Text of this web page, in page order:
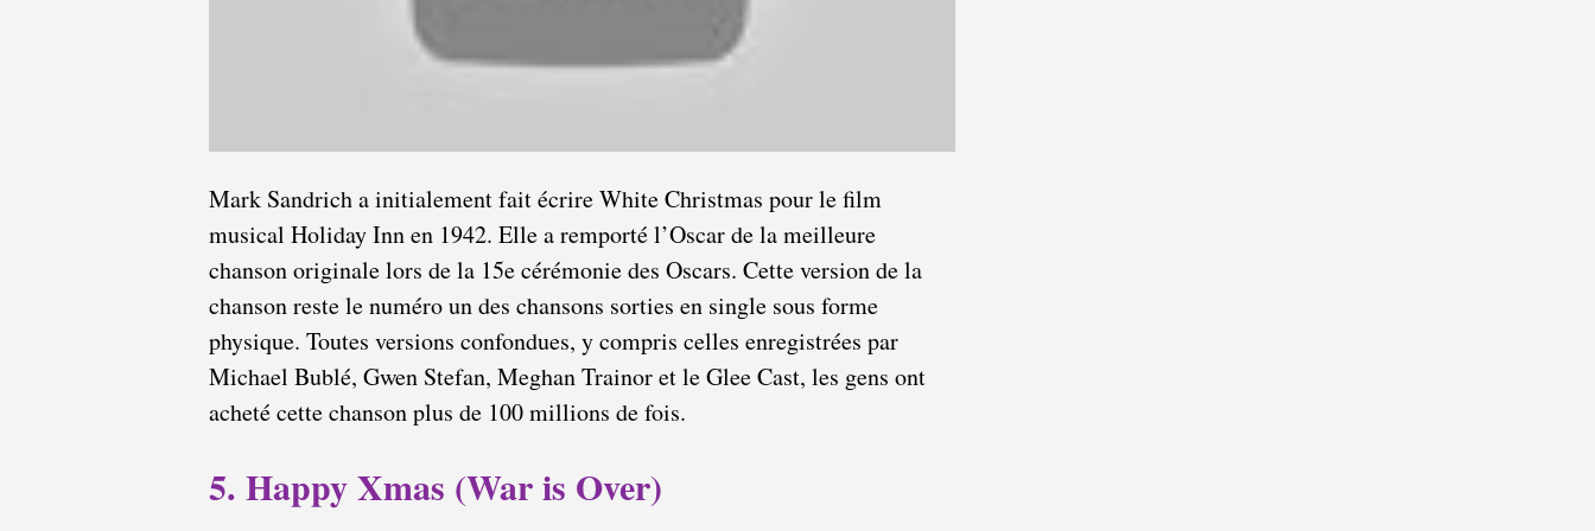
Mark Sandrich a initialement fait écrire White Christmas pour le film
musical Holiday Inn en 1942. Elle a remporté l’Oscar de la meilleure
chanson originale lors de la 15e cérémonie des Oscars. Cette version de la
chanson reste le numéro un des chansons sorties en single sous forme
physique. Toutes versions confondues, y compris celles enregistrées par
Michael Bublé, Gwen Stefan, Meghan Trainor et le Glee Cast, les gens ont
acheté cette chanson plus de 100 millions de fois.
5. Happy Xmas (War is Over)